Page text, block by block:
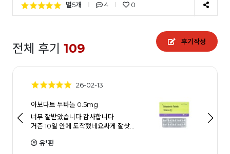
별5개 4 0
후기작성
전체 후기 109
26-02-13
아보다트 두타놀 0.5mg
너무 잘받았습니다 감사합니다
거즌 10일 안에 도착했네요싸게 잘삿…
유*환